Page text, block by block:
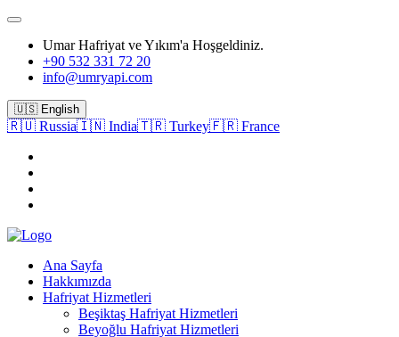
Umar Hafriyat ve Yıkım'a Hoşgeldiniz.
+90 532 331 72 20
info@umryapi.com
🇺🇸 English
🇷🇺 Russia🇮🇳 India🇹🇷 Turkey🇫🇷 France
Ana Sayfa
Hakkımızda
Hafriyat Hizmetleri
Beşiktaş Hafriyat Hizmetleri
Beyoğlu Hafriyat Hizmetleri